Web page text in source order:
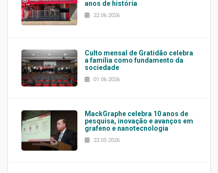
anos de história
22.06.2026
Culto mensal de Gratidão celebra
a família como fundamento da
sociedade
01.06.2026
MackGraphe celebra 10 anos de
pesquisa, inovação e avanços em
grafeno e nanotecnologia
22.05.2026